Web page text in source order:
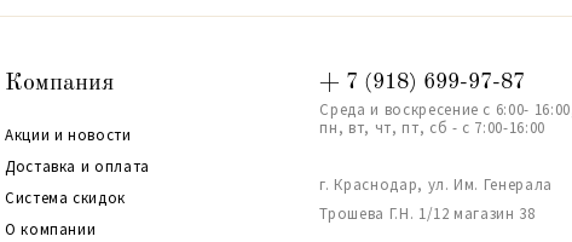
Компания
Акции и новости
Доставка и оплата
Система скидок
О компании
+ 7 (918) 699-97-87
Среда и воскресение с 6:00-
пн, вт, чт, пт, сб - с 7:00-16:00
г. Краснодар, ул. Им. Генерала
Трошева Г.Н. 1/12 магазин 38